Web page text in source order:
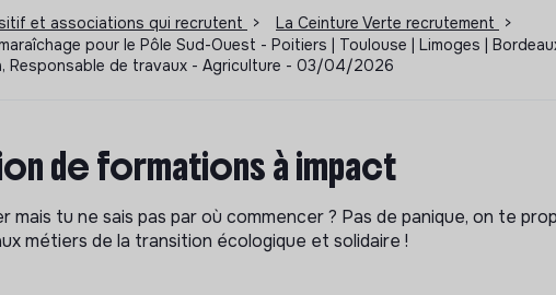
et associations qui recrutent > La Ceinture Verte recrutement
>
pour le Pôle Sud-Ouest - Poitiers | Toulouse | Limoges |
Responsable de travaux - Agriculture - 03/04/2026
de formations à impact
tu ne sais pas par où commencer ? Pas de panique, on te
métiers de la transition écologique et solidaire !